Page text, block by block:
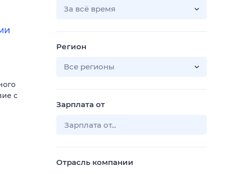
с
За всё время
Регион
Все регионы
Зарплата от
Отрасль компании